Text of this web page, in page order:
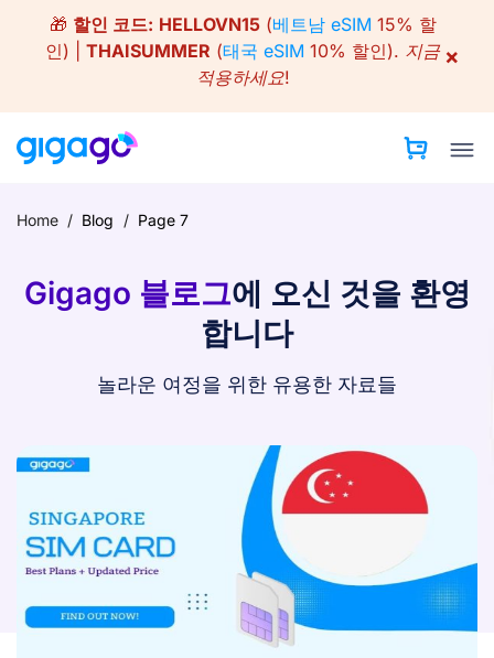
content
🎁 할인 코드: HELLOVN15(베트남 eSIM 15% 할
인) | THAISUMMER (태국 eSIM 10% 할인). 지금
적용하세요!
×
Home / Blog / Page 7
Gigago 블로그에 오신 것을 환영
합니다
놀라운 여정을 위한 유용한 자료들